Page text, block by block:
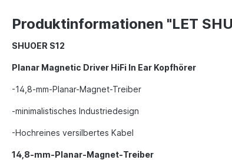
Produktinformationen "LET
SHUOER S12
Planar Magnetic Driver HiFi In Ear Kopfhörer
-14,8-mm-Planar-Magnet-Treiber
-minimalistisches Industriedesign
-Hochreines versilbertes Kabel
14,8-mm-Planar-Magnet-Treiber